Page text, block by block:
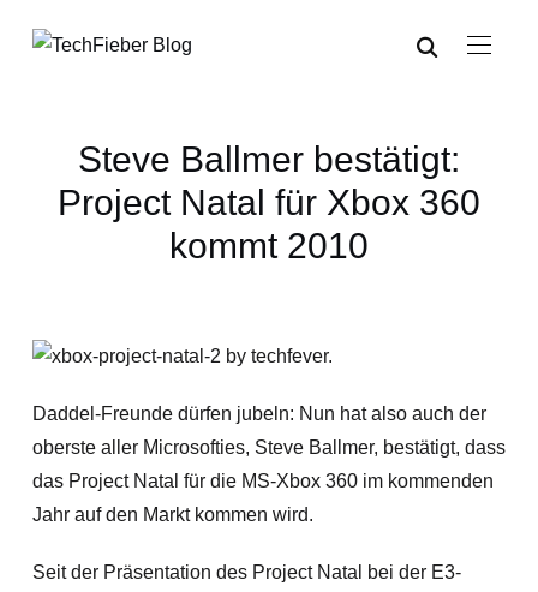
Steve Ballmer bestätigt:
Project Natal für Xbox 360
kommt 2010
Daddel-Freunde dürfen jubeln: Nun hat also auch der
oberste aller Microsofties, Steve Ballmer, bestätigt, dass
das Project Natal für die MS-Xbox 360 im kommenden
Jahr auf den Markt kommen wird.
Seit der Präsentation des Project Natal bei der E3-